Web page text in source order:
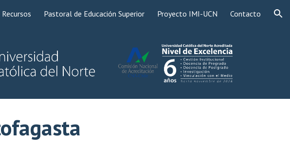
Skip to navigation
Recursos Pastoral de Educación Superior Proyecto IMI-UCN Contacto